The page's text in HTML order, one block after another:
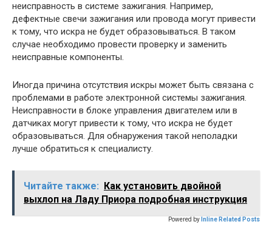
неисправность в системе зажигания. Например,
дефектные свечи зажигания или провода могут привести
к тому, что искра не будет образовываться. В таком
случае необходимо провести проверку и заменить
неисправные компоненты.
Иногда причина отсутствия искры может быть связана с
проблемами в работе электронной системы зажигания.
Неисправности в блоке управления двигателем или в
датчиках могут привести к тому, что искра не будет
образовываться. Для обнаружения такой неполадки
лучше обратиться к специалисту.
Читайте также: Как установить двойной
выхлоп на Ладу Приора подробная инструкция
Powered by Inline Related Posts